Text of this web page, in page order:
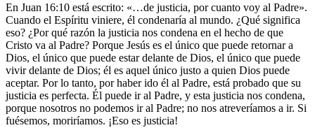
En Juan 16:10 está escrito: «…de justicia, por cuanto voy al Padre».
Cuando el Espíritu viniere, él condenaría al mundo. ¿Qué significa
eso? ¿Por qué razón la justicia nos condena en el hecho de que
Cristo va al Padre? Porque Jesús es el único que puede retornar a
Dios, el único que puede estar delante de Dios, el único que puede
vivir delante de Dios; él es aquel único justo a quien Dios puede
aceptar. Por lo tanto, por haber ido él al Padre, está probado que su
justicia es perfecta. Él puede ir al Padre, y esta justicia nos condena,
porque nosotros no podemos ir al Padre; no nos atreveríamos a ir. Si
fuésemos, moriríamos. ¡Eso es justicia!